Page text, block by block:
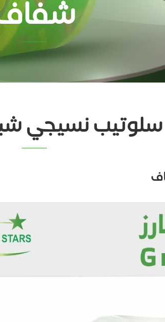
سلوتيب نسيجي